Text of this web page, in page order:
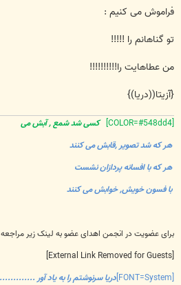
فراموش می کنیم :
تو گناهانم را !!!!!
من عطاهایت را!!!!!!!!!!
{آزیتا((دریا)}
کسی شد شمع , آبش می
هر که شد تصویر ,قابش می کنند
هر که با افسانه پردازان نشست
با فسون خویش, خوابش می کنند
برای عضویت در انجمن اهدای عضو به لینک زیر مراجعه
دریا سرنوشتم را به یاد آور .............